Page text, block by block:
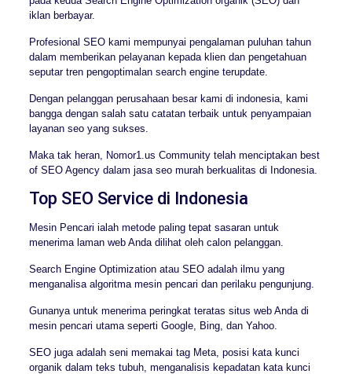
iklan berbayar.
Profesional SEO kami mempunyai pengalaman puluhan tahun
dalam memberikan pelayanan kepada klien dan pengetahuan
seputar tren pengoptimalan search engine terupdate.
Dengan pelanggan perusahaan besar kami di indonesia, kami
bangga dengan salah satu catatan terbaik untuk penyampaian
layanan seo yang sukses.
Maka tak heran, Nomor1.us Community telah menciptakan best
of SEO Agency dalam jasa seo murah berkualitas di Indonesia.
Top SEO Service di Indonesia
Mesin Pencari ialah metode paling tepat sasaran untuk
menerima laman web Anda dilihat oleh calon pelanggan.
Search Engine Optimization atau SEO adalah ilmu yang
menganalisa algoritma mesin pencari dan perilaku pengunjung.
Gunanya untuk menerima peringkat teratas situs web Anda di
mesin pencari utama seperti Google, Bing, dan Yahoo.
SEO juga adalah seni memakai tag Meta, posisi kata kunci
organik dalam teks tubuh, menganalisis kepadatan kata kunci